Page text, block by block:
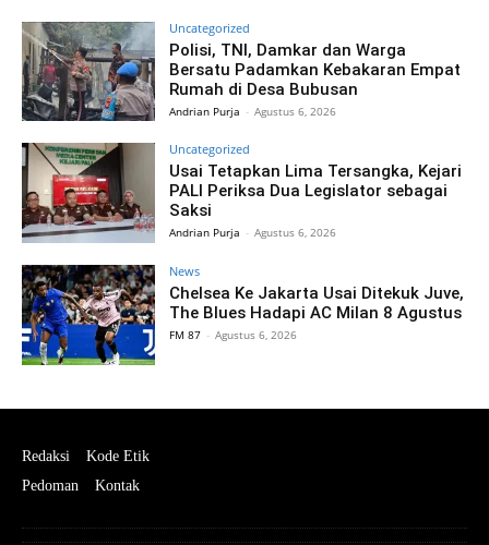
Uncategorized
Polisi, TNI, Damkar dan Warga
Bersatu Padamkan Kebakaran Empat
Rumah di Desa Bubusan
Andrian Purja - Agustus 6, 2026
Uncategorized
Usai Tetapkan Lima Tersangka, Kejari
PALI Periksa Dua Legislator sebagai
Saksi
Andrian Purja - Agustus 6, 2026
News
Chelsea Ke Jakarta Usai Ditekuk Juve,
The Blues Hadapi AC Milan 8 Agustus
FM 87 - Agustus 6, 2026
Redaksi
Kode Etik
Pedoman
Kontak